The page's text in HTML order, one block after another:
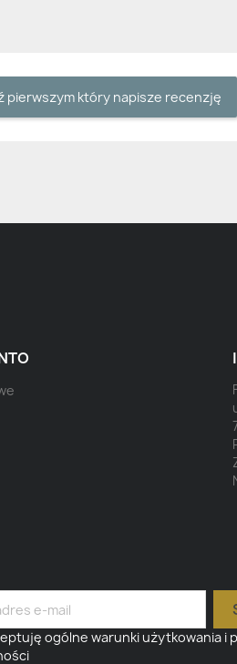
pierwszym który napisze recenzję
ogólne warunki użytkowania i